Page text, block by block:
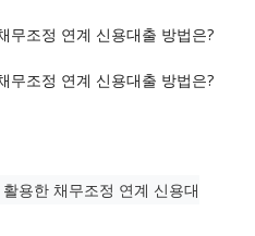
무조정 연계 신용대출 방법은?
무조정 연계 신용대출 방법은?
용한 채무조정 연계 신용대